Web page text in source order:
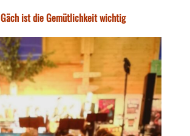
ist die Gemütlichkeit wichtig